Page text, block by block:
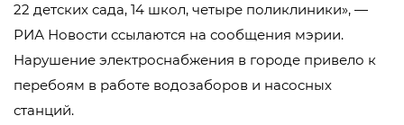
22 детских сада, 14 школ, четыре поликлиники», —
РИА Новости ссылаются на сообщения мэрии.
Нарушение электроснабжения в городе привело к
перебоям в работе водозаборов и насосных
станций.